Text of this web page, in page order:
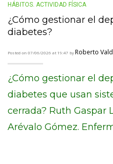
HÁBITOS. ACTIVIDAD FÍSICA
¿Cómo gestionar el
diabetes?
Posted on 07/06/2026 at 19:47 byRoberto
¿Cómo gestionar el
diabetes que usan
cerrada? Ruth Gaspar
Arévalo Gómez.